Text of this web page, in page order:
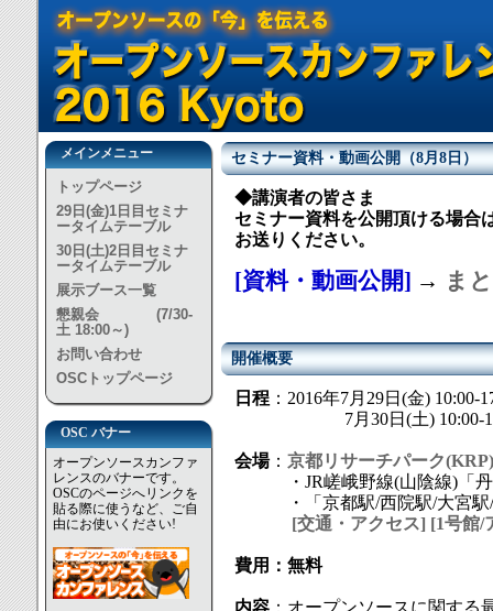
メインメニュー
トップページ
29日(金)1日目セミナ
ータイムテーブル
30日(土)2日目セミナ
ータイムテーブル
展示ブース一覧
懇親会 (7/30-
土 18:00～)
お問い合わせ
OSCトップページ
OSC バナー
オープンソースカンファ
レンスのバナーです。
OSCのページへリンクを
貼る際に使うなど、ご自
由にお使いください!
セミナー資料・動画公開（8月8日）
◆講演者の皆さま
セミナー資料を公開頂ける場合
お送りください。
[資料・動画公開] → ま
開催概要
日程 ：2016年7月29日(金) 10:00-
7月30日(土) 10:00-17:50
会場： 京都リサーチパーク
・JR嵯峨野線(山陰線)「丹
・「京都駅/西院駅/大宮駅/
[交通・アクセス] [1号館/
費用：無料
内容 ：オープンソースに関する